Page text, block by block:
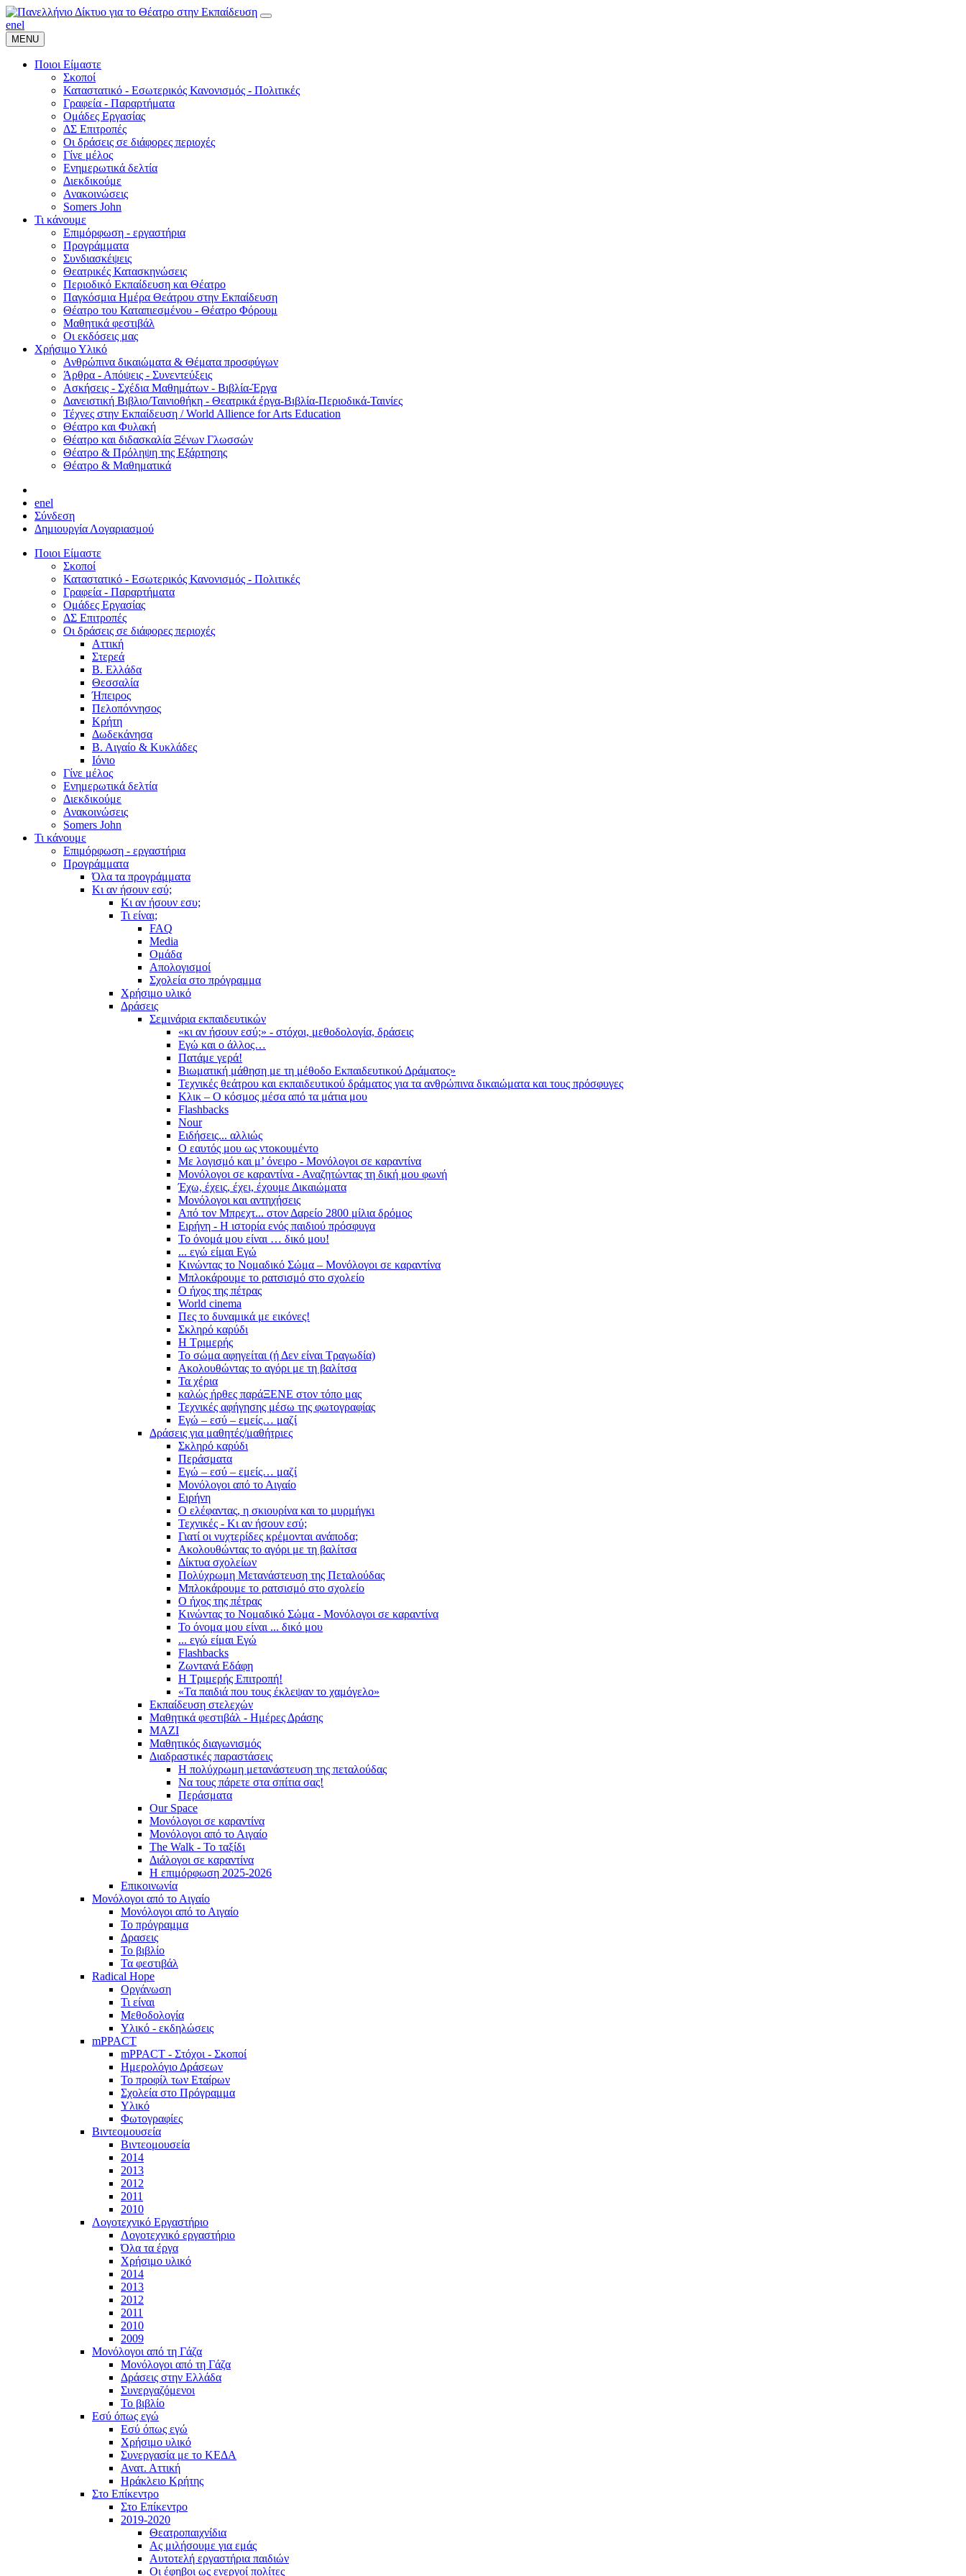
enel
MENU
Ποιοι Είμαστε
Σκοποί
Καταστατικό - Εσωτερικός Κανονισμός - Πολιτικές
Γραφεία - Παραρτήματα
Ομάδες Εργασίας
ΔΣ Επιτροπές
Οι δράσεις σε διάφορες περιοχές
Γίνε μέλος
Ενημερωτικά δελτία
Διεκδικούμε
Ανακοινώσεις
Somers John
Τι κάνουμε
Επιμόρφωση - εργαστήρια
Προγράμματα
Συνδιασκέψεις
Θεατρικές Κατασκηνώσεις
Περιοδικό Εκπαίδευση και Θέατρο
Παγκόσμια Ημέρα Θεάτρου στην Εκπαίδευση
Θέατρο του Καταπιεσμένου - Θέατρο Φόρουμ
Μαθητικά φεστιβάλ
Οι εκδόσεις μας
Χρήσιμο Υλικό
Ανθρώπινα δικαιώματα & Θέματα προσφύγων
Άρθρα - Απόψεις - Συνεντεύξεις
Ασκήσεις - Σχέδια Μαθημάτων - Βιβλία-Έργα
Δανειστική Βιβλιο/Ταινιοθήκη - Θεατρικά έργα-Βιβλία-Περιοδικά-Ταινίες
Τέχνες στην Εκπαίδευση / World Allience for Arts Education
Θέατρο και Φυλακή
Θέατρο και διδασκαλία Ξένων Γλωσσών
Θέατρο & Πρόληψη της Εξάρτησης
Θέατρο & Μαθηματικά
enel
Σύνδεση
Δημιουργία Λογαριασμού
Ποιοι Είμαστε
Σκοποί
Καταστατικό - Εσωτερικός Κανονισμός - Πολιτικές
Γραφεία - Παραρτήματα
Ομάδες Εργασίας
ΔΣ Επιτροπές
Οι δράσεις σε διάφορες περιοχές
Αττική
Στερεά
Β. Ελλάδα
Θεσσαλία
Ήπειρος
Πελοπόννησος
Κρήτη
Δωδεκάνησα
Β. Αιγαίο & Κυκλάδες
Ιόνιο
Γίνε μέλος
Ενημερωτικά δελτία
Διεκδικούμε
Ανακοινώσεις
Somers John
Τι κάνουμε
Επιμόρφωση - εργαστήρια
Προγράμματα
Όλα τα προγράμματα
Κι αν ήσουν εσύ;
Κι αν ήσουν εσυ;
Τι είναι;
FAQ
Media
Ομάδα
Απολογισμοί
Σχολεία στο πρόγραμμα
Χρήσιμο υλικό
Δράσεις
Σεμινάρια εκπαιδευτικών
«κι αν ήσουν εσύ;» - στόχοι, μεθοδολογία, δράσεις
Εγώ και ο άλλος…
Πατάμε γερά!
Βιωματική μάθηση με τη μέθοδο Εκπαιδευτικού Δράματος»
Τεχνικές θεάτρου και εκπαιδευτικού δράματος για τα ανθρώπινα δικαιώματα και τους πρόσφυγες
Κλικ – Ο κόσμος μέσα από τα μάτια μου
Flashbacks
Nour
Ειδήσεις... αλλιώς
Ο εαυτός μου ως ντοκουμέντο
Με λογισμό και μ’ όνειρο - Μονόλογοι σε καραντίνα
Μονόλογοι σε καραντίνα - Αναζητώντας τη δική μου φωνή
Έχω, έχεις, έχει, έχουμε Δικαιώματα
Μονόλογοι και αντηχήσεις
Από τον Μπρεχτ... στον Δαρείο 2800 μίλια δρόμος
Ειρήνη - Η ιστορία ενός παιδιού πρόσφυγα
Το όνομά μου είναι … δικό μου!
... εγώ είμαι Εγώ
Κινώντας το Νομαδικό Σώμα – Μονόλογοι σε καραντίνα
Μπλοκάρουμε το ρατσισμό στο σχολείο
Ο ήχος της πέτρας
World cinema
Πες το δυναμικά με εικόνες!
Σκληρό καρύδι
Η Τριμερής
Το σώμα αφηγείται (ή Δεν είναι Τραγωδία)
Ακολουθώντας το αγόρι με τη βαλίτσα
Τα χέρια
καλώς ήρθες παράΞΕΝΕ στον τόπο μας
Τεχνικές αφήγησης μέσω της φωτογραφίας
Εγώ – εσύ – εμείς… μαζί
Δράσεις για μαθητές/μαθήτριες
Σκληρό καρύδι
Περάσματα
Εγώ – εσύ – εμείς… μαζί
Μονόλογοι από το Αιγαίο
Ειρήνη
Ο ελέφαντας, η σκιουρίνα και το μυρμήγκι
Τεχνικές - Κι αν ήσουν εσύ;
Γιατί οι νυχτερίδες κρέμονται ανάποδα;
Ακολουθώντας το αγόρι με τη βαλίτσα
Δίκτυα σχολείων
Πολύχρωμη Μετανάστευση της Πεταλούδας
Μπλοκάρουμε το ρατσισμό στο σχολείο
Ο ήχος της πέτρας
Κινώντας το Νομαδικό Σώμα - Μονόλογοι σε καραντίνα
Το όνομα μου είναι ... δικό μου
... εγώ είμαι Εγώ
Flashbacks
Ζωντανά Εδάφη
Η Τριμερής Επιτροπή!
«Τα παιδιά που τους έκλεψαν το χαμόγελο»
Εκπαίδευση στελεχών
Μαθητικά φεστιβάλ - Ημέρες Δράσης
ΜΑΖΙ
Μαθητικός διαγωνισμός
Διαδραστικές παραστάσεις
Η πολύχρωμη μετανάστευση της πεταλούδας
Να τους πάρετε στα σπίτια σας!
Περάσματα
Our Space
Μονόλογοι σε καραντίνα
Μονόλογοι από το Αιγαίο
The Walk - Το ταξίδι
Διάλογοι σε καραντίνα
Η επιμόρφωση 2025-2026
Επικοινωνία
Μονόλογοι από το Αιγαίο
Μονόλογοι από το Αιγαίο
Το πρόγραμμα
Δρασεις
Το βιβλίο
Τα φεστιβάλ
Radical Hope
Οργάνωση
Τι είναι
Μεθοδολογία
Υλικό - εκδηλώσεις
mPPACT
mPPACT - Στόχοι - Σκοποί
Ημερολόγιο Δράσεων
Το προφίλ των Εταίρων
Σχολεία στο Πρόγραμμα
Υλικό
Φωτογραφίες
Βιντεομουσεία
Βιντεομουσεία
2014
2013
2012
2011
2010
Λογοτεχνικό Εργαστήριο
Λογοτεχνικό εργαστήριο
Όλα τα έργα
Χρήσιμο υλικό
2014
2013
2012
2011
2010
2009
Μονόλογοι από τη Γάζα
Μονόλογοι από τη Γάζα
Δράσεις στην Ελλάδα
Συνεργαζόμενοι
To βιβλίο
Εσύ όπως εγώ
Εσύ όπως εγώ
Χρήσιμο υλικό
Συνεργασία με το ΚΕΔΑ
Ανατ. Αττική
Ηράκλειο Κρήτης
Στο Επίκεντρο
Στο Επίκεντρο
2019-2020
Θεατροπαιχνίδια
Ας μιλήσουμε για εμάς
Αυτοτελή εργαστήρια παιδιών
Οι έφηβοι ως ενεργοί πολίτες